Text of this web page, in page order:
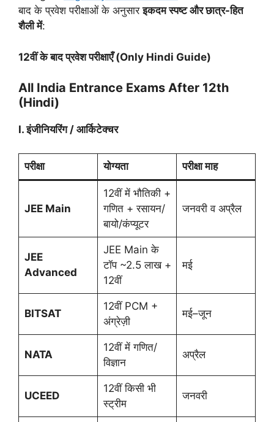
बाद के प्रवेश परीक्षाओं के अनुसारइकदम स्पष्ट और छात्र-हित
शैली में:
12वीं के बाद प्रवेश परीक्षाएँ (Only Hindi Guide)
All India Entrance Exams After 12th
(Hindi)
I.इंजीनियरिंग / आर्किटेक्चर
परीक्षा योग्यता परीक्षा माह
JEE Main
12वीं में भौतिकी +
गणित + रसायन/
बायो/कंप्यूटर
जनवरी व अप्रैल
JEE
Advanced
JEE Main के
टॉप ~2.5 लाख +
12वीं
मई
BITSAT
12वीं PCM +
अंग्रेज़ी
मई–जून
NATA
12वीं में गणित/
विज्ञान
अप्रैल
UCEED
12वीं किसी भी
स्ट्रीम
जनवरी